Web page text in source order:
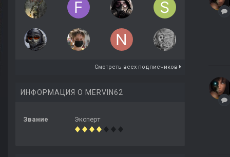
Смотреть всех подписчиков
ИНФОРМАЦИЯ О MERVIN62
Звание Эксперт